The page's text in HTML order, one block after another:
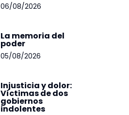
06/08/2026
La memoria del
poder
05/08/2026
Injusticia y dolor:
Víctimas de dos
gobiernos
indolentes